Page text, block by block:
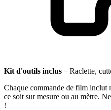
Kit d'outils inclus – Raclette,
Chaque commande de film inclut
ce soit sur mesure ou au mètre.
!